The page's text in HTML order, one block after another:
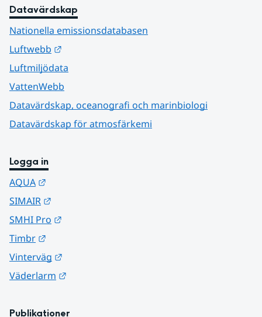
Datavärdskap
Nationella emissionsdatabasen
Luftwebb
Luftmiljödata
VattenWebb
Datavärdskap, oceanografi och marinbiologi
Datavärdskap för atmosfärkemi
Logga in
AQUA
SIMAIR
SMHI Pro
Timbr
Vinterväg
Väderlarm
Publikationer